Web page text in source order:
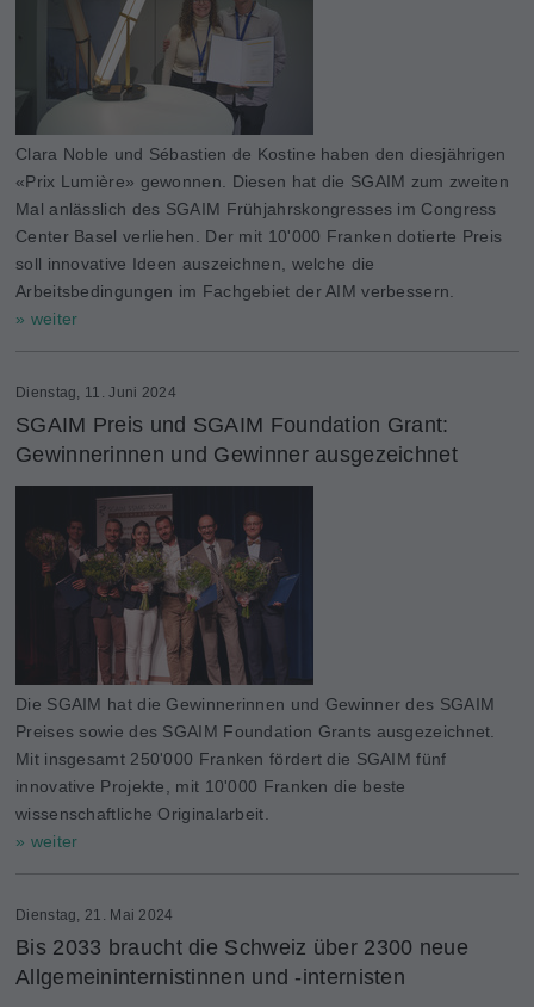
Clara Noble und Sébastien de Kostine haben den diesjährigen
«Prix Lumière» gewonnen. Diesen hat die SGAIM zum zweiten
Mal anlässlich des SGAIM Frühjahrskongresses im Congress
Center Basel verliehen. Der mit 10'000 Franken dotierte Preis
soll innovative Ideen auszeichnen, welche die
Arbeitsbedingungen im Fachgebiet der AIM verbessern.
» weiter
Dienstag, 11. Juni 2024
SGAIM Preis und SGAIM Foundation Grant:
Gewinnerinnen und Gewinner ausgezeichnet
Die SGAIM hat die Gewinnerinnen und Gewinner des SGAIM
Preises sowie des SGAIM Foundation Grants ausgezeichnet.
Mit insgesamt 250'000 Franken fördert die SGAIM fünf
innovative Projekte, mit 10'000 Franken die beste
wissenschaftliche Originalarbeit.
» weiter
Dienstag, 21. Mai 2024
Bis 2033 braucht die Schweiz über 2300 neue
Allgemeininternistinnen und -internisten